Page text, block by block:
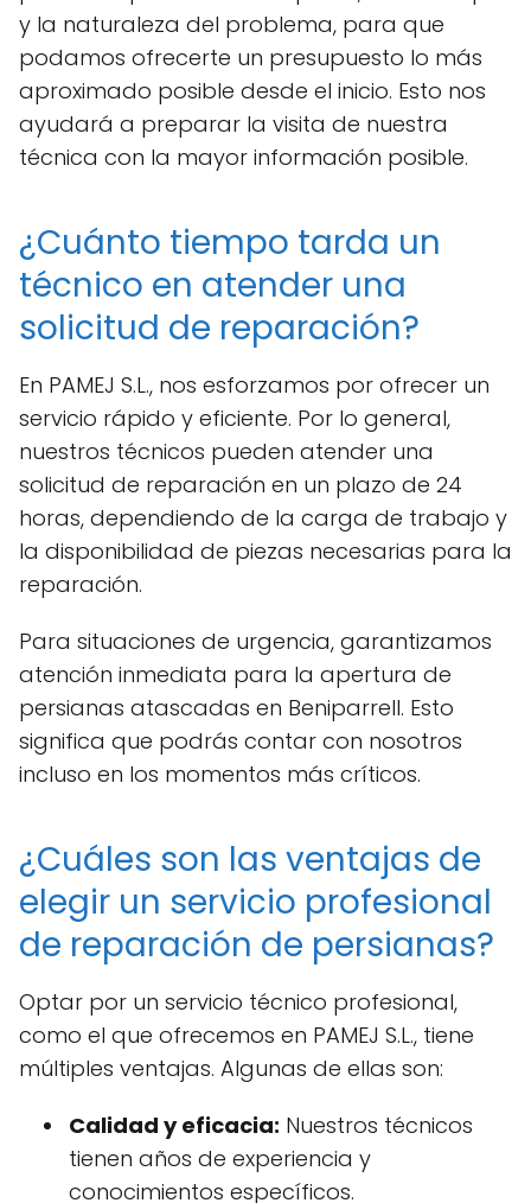
y la naturaleza del problema, para que
podamos ofrecerte un presupuesto lo más
aproximado posible desde el inicio. Esto nos
ayudará a preparar la visita de nuestra
técnica con la mayor información posible.
¿Cuánto tiempo tarda un
técnico en atender una
solicitud de reparación?
En PAMEJ S.L., nos esforzamos por ofrecer un
servicio rápido y eficiente. Por lo general,
nuestros técnicos pueden atender una
solicitud de reparación en un plazo de 24
horas, dependiendo de la carga de trabajo y
la disponibilidad de piezas necesarias para la
reparación.
Para situaciones de urgencia, garantizamos
atención inmediata para la apertura de
persianas atascadas en Beniparrell. Esto
significa que podrás contar con nosotros
incluso en los momentos más críticos.
¿Cuáles son las ventajas de
elegir un servicio profesional
de reparación de persianas?
Optar por un servicio técnico profesional,
como el que ofrecemos en PAMEJ S.L., tiene
múltiples ventajas. Algunas de ellas son:
Calidad y eficacia: Nuestros técnicos
tienen años de experiencia y
conocimientos específicos.